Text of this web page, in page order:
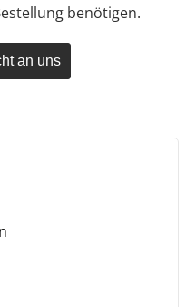
benötigen.
an uns